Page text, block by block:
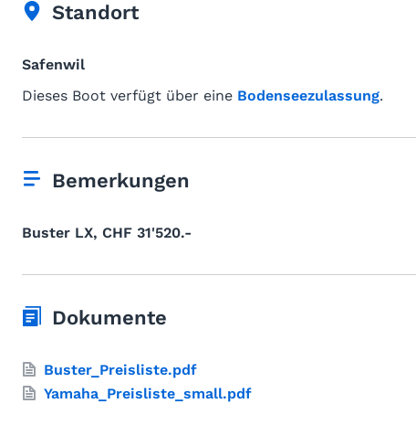
Standort
Safenwil
Dieses Boot verfügt über eine Bodenseezulassung.
Bemerkungen
Buster LX, CHF 31'520.-
Dokumente
Buster_Preisliste.pdf
Yamaha_Preisliste_small.pdf